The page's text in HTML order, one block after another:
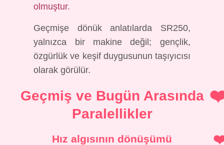
olmuştur.
Geçmişe dönük anlatılarda SR250,
yalnızca bir makine değil; gençlik,
özgürlük ve keşif duygusunun taşıyıcısı
olarak görülür.
Geçmiş ve Bugün Arasında
Paralellikler
Hız algısının dönüşümü